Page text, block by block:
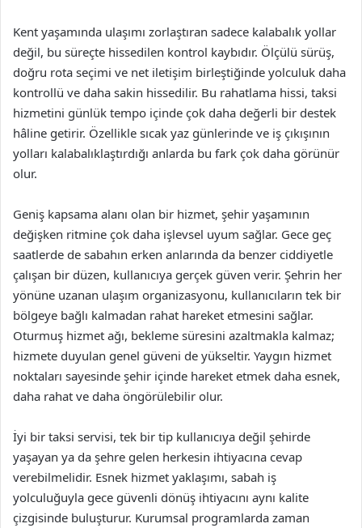
Kent yaşamında ulaşımı zorlaştıran sadece kalabalık yollar
değil, bu süreçte hissedilen kontrol kaybıdır. Ölçülü sürüş,
doğru rota seçimi ve net iletişim birleştiğinde yolculuk daha
kontrollü ve daha sakin hissedilir. Bu rahatlama hissi, taksi
hizmetini günlük tempo içinde çok daha değerli bir destek
hâline getirir. Özellikle sıcak yaz günlerinde ve iş çıkışının
yolları kalabalıklaştırdığı anlarda bu fark çok daha görünür
olur.
Geniş kapsama alanı olan bir hizmet, şehir yaşamının
değişken ritmine çok daha işlevsel uyum sağlar. Gece geç
saatlerde de sabahın erken anlarında da benzer ciddiyetle
çalışan bir düzen, kullanıcıya gerçek güven verir. Şehrin her
yönüne uzanan ulaşım organizasyonu, kullanıcıların tek bir
bölgeye bağlı kalmadan rahat hareket etmesini sağlar.
Oturmuş hizmet ağı, bekleme süresini azaltmakla kalmaz;
hizmete duyulan genel güveni de yükseltir. Yaygın hizmet
noktaları sayesinde şehir içinde hareket etmek daha esnek,
daha rahat ve daha öngörülebilir olur.
İyi bir taksi servisi, tek bir tip kullanıcıya değil şehirde
yaşayan ya da şehre gelen herkesin ihtiyacına cevap
verebilmelidir. Esnek hizmet yaklaşımı, sabah iş
yolculuğuyla gece güvenli dönüş ihtiyacını aynı kalite
çizgisinde buluşturur. Kurumsal programlarda zaman